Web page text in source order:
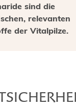
sind die
relevanten
der Vitalpilze.